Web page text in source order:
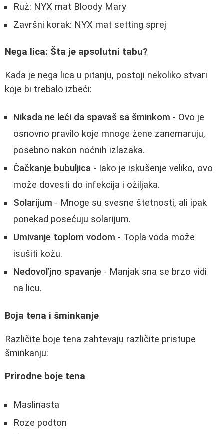
Ruž: NYX mat Bloody Mary
Završni korak: NYX mat setting sprej
Nega lica: Šta je apsolutni tabu?
Kada je nega lica u pitanju, postoji nekoliko stvari
koje bi trebalo izbeći:
Nikada ne leći da spavaš sa šminkom - Ovo je
osnovno pravilo koje mnoge žene zanemaruju,
posebno nakon noćnih izlazaka.
Čačkanje bubuljica - Iako je iskušenje veliko, ovo
može dovesti do infekcija i ožiljaka.
Solarijum - Mnoge su svesne štetnosti, ali ipak
ponekad posećuju solarijum.
Umivanje toplom vodom - Topla voda može
isušiti kožu.
Nedovoľjno spavanje - Manjak sna se brzo vidi
na licu.
Boja tena i šminkanje
Različite boje tena zahtevaju različite pristupe
šminkanju:
Prirodne boje tena
Maslinasta
Roze podton